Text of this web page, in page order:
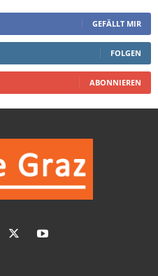
GEFÄLLT MIR
FOLGEN
ABONNIEREN